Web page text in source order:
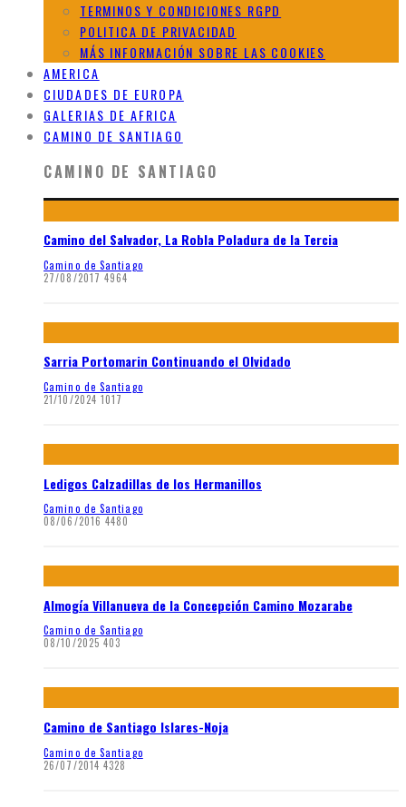
TERMINOS Y CONDICIONES RGPD
POLITICA DE PRIVACIDAD
MÁS INFORMACIÓN SOBRE LAS COOKIES
AMERICA
CIUDADES DE EUROPA
GALERIAS DE AFRICA
CAMINO DE SANTIAGO
CAMINO DE SANTIAGO
Camino del Salvador, La Robla Poladura de la Tercia
Camino de Santiago
27/08/2017 4964
Sarria Portomarin Continuando el Olvidado
Camino de Santiago
21/10/2024 1017
Ledigos Calzadillas de los Hermanillos
Camino de Santiago
08/06/2016 4480
Almogía Villanueva de la Concepción Camino Mozarabe
Camino de Santiago
08/10/2025 403
Camino de Santiago Islares-Noja
Camino de Santiago
26/07/2014 4328